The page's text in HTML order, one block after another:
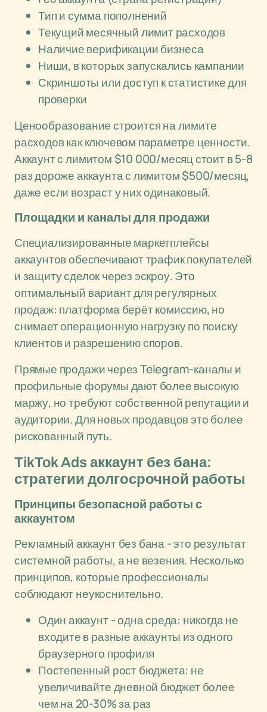
Тип и сумма пополнений
Текущий месячный лимит расходов
Наличие верификации бизнеса
Ниши, в которых запускались кампании
Скриншоты или доступ к статистике для
проверки
Ценообразование строится на лимите
расходов как ключевом параметре ценности.
Аккаунт с лимитом $10 000/месяц стоит в 5-8
раз дороже аккаунта с лимитом $500/месяц,
даже если возраст у них одинаковый.
Площадки и каналы для продажи
Специализированные маркетплейсы
аккаунтов обеспечивают трафик покупателей
и защиту сделок через эскроу. Это
оптимальный вариант для регулярных
продаж: платформа берёт комиссию, но
снимает операционную нагрузку по поиску
клиентов и разрешению споров.
Прямые продажи через Telegram-каналы и
профильные форумы дают более высокую
маржу, но требуют собственной репутации и
аудитории. Для новых продавцов это более
рискованный путь.
TikTok Ads аккаунт без бана:
стратегии долгосрочной работы
Принципы безопасной работы с
аккаунтом
Рекламный аккаунт без бана - это результат
системной работы, а не везения. Несколько
принципов, которые профессионалы
соблюдают неукоснительно.
Один аккаунт - одна среда: никогда не
входите в разные аккаунты из одного
браузерного профиля
Постепенный рост бюджета: не
увеличивайте дневной бюджет более
чем на 20-30% за раз